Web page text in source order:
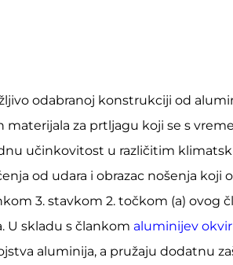
odabranoj konstrukciji od
materijala za prtljagu koji se s
učinkovitost u različitim
od udara i obrazac nošenja
3. stavkom 2. točkom (a) ovog
U skladu s člankom aluminijev okvir
aluminija, a pružaju dodatnu